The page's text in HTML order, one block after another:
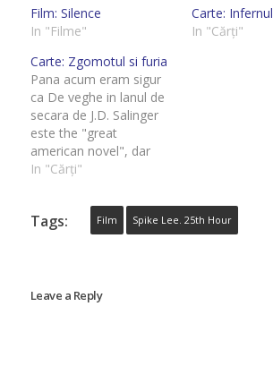
Film: Silence
In "Filme"
Carte: Infernul
In "Cărți"
Carte: Zgomotul si furia
Pana acum eram sigur
ca De veghe in lanul de
secara de J.D. Salinger
este the "great
american novel", dar
dupa ce am citit
mai eram asa de sigur.
Da, ambele romane fac
parte din lista de cele
american,…
In "Cărți"
Tags: Film Spike Lee. 25th Hour
Leave a Reply